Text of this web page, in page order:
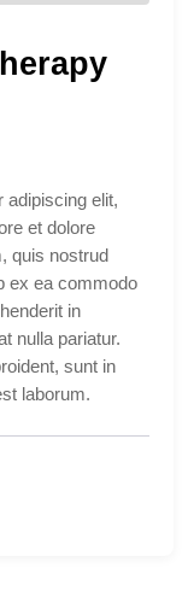
adipiscing elit,
et dolore
quis nostrud
ex ea commodo
in
nulla pariatur.
sunt in
laborum.